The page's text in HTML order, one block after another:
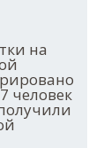
на
человек